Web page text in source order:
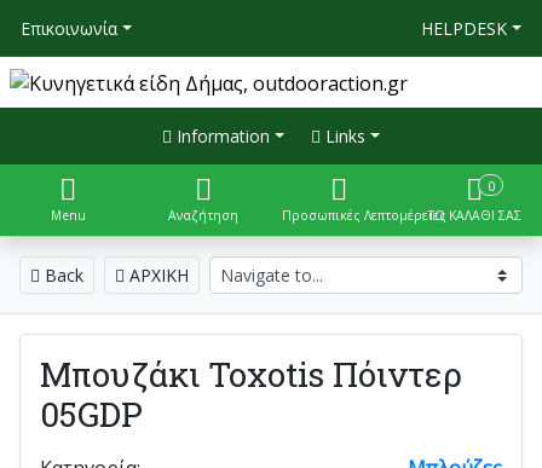
Επικοινωνία HELPDESK
Information Links
Menu Αναζήτηση Προσωπικές Λεπτομέρειες
0
ΤΟ ΚΑΛΑΘΙ ΣΑΣ
Back ΑΡΧΙΚΗ
Μπουζάκι Toxotis Πόιντερ
05GDP